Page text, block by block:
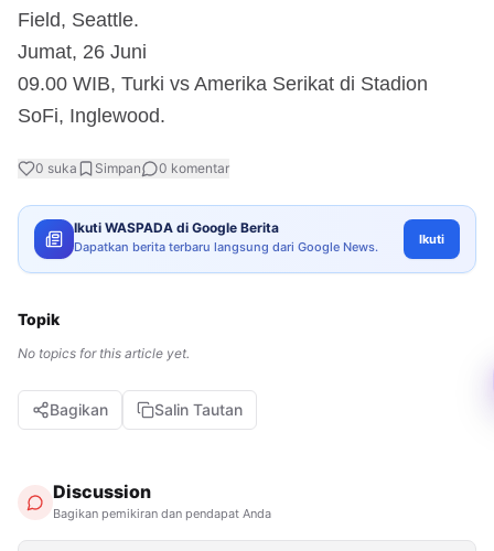
Field, Seattle.
Jumat, 26 Juni
09.00 WIB, Turki vs Amerika Serikat di Stadion
SoFi, Inglewood.
0 suka Simpan 0 komentar
Ikuti WASPADA di Google Berita
Dapatkan berita terbaru langsung dari Google News. Ikuti
Topik
No topics for this article yet.
Bagikan Salin Tautan
Discussion
Bagikan pemikiran dan pendapat Anda